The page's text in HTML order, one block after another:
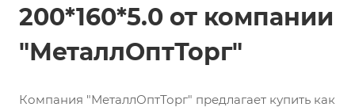
200*160*5.0 от компании
"МеталлОптТорг"
Компания "МеталлОптТорг" предлагает купить как